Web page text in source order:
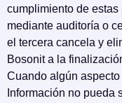
cumplimiento de
mediante auditoría o
el tercera cancela y
Bosonit a la
Cuando algún
Información no pueda